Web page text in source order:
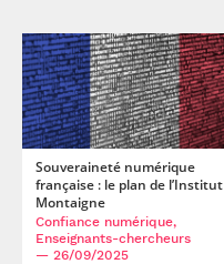
Souveraineté numérique
française : le plan de l’Institut
Montaigne
Confiance numérique,
Enseignants-chercheurs
— 26/09/2025